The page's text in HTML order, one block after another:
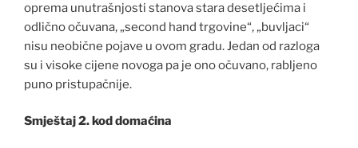
oprema unutrašnjosti stanova stara desetljećima i
odlično očuvana, „second hand trgovine“, „buvljaci“
nisu neobične pojave u ovom gradu. Jedan od razloga
su i visoke cijene novoga pa je ono očuvano, rabljeno
puno pristupačnije.
Smještaj 2. kod domaćina